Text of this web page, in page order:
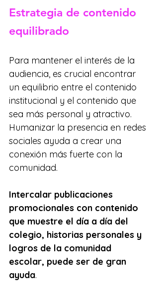
Estrategia de contenido
equilibrado
Para mantener el interés de la
audiencia, es crucial encontrar
un equilibrio entre el contenido
institucional y el contenido que
sea más personal y atractivo.
Humanizar la presencia en redes
sociales ayuda a crear una
conexión más fuerte con la
comunidad.
Intercalar publicaciones
promocionales con contenido
que muestre el día a día del
colegio, historias personales y
logros de la comunidad
escolar, puede ser de gran
ayuda.